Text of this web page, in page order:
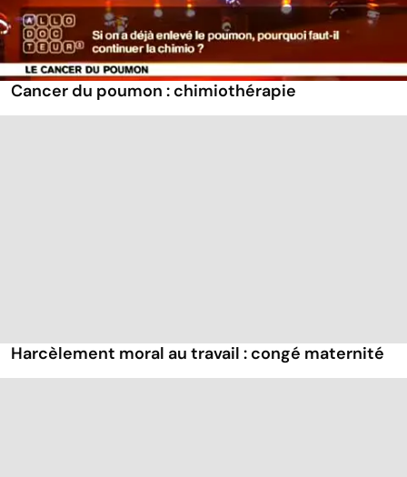
Cancer du poumon : chimiothérapie
Harcèlement moral au travail : congé maternité